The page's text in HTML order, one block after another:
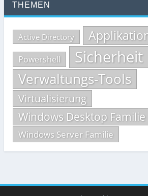
THEMEN
Active Directory
Powershell Sicherheit
Verwaltungs-Tools
Virtualisierung
Windows Desktop Familie
Windows Server Familie